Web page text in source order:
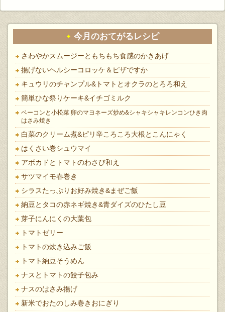
今月のおてがるレシピ
さわやかスムージーともちもち食感のかきあげ
揚げないヘルシーコロッケ＆ピザですか
キュウリのチャンプル&トマトとオクラのとろろ和え
簡単ひな祭りケーキ&イチゴミルク
ベーコンと小松菜 卵のマヨネーズ炒め&シャキシャキレンコンひき肉
はさみ焼き
白菜のクリーム煮&ピリ辛ころころ大根とこんにゃく
はくさい巻シュウマイ
アボカドとトマトのわさび和え
サツマイモ春巻き
シラスたっぷりお好み焼き&まぜご飯
納豆とタコの赤ネギ焼き&青ダイズのひたし豆
芽子にんにくの大葉包
トマトゼリー
トマトの炊き込みご飯
トマト納豆そうめん
ナスとトマトの餃子包み
ナスのはさみ揚げ
新米でおたのしみ巻きおにぎり